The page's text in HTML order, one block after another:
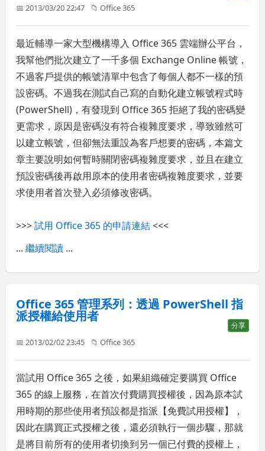
📅 2013/03/20 22:47 📁Office 365
最近輔導一家大型機構導入 Office 365 雲端辦公平台，
我幫他們批次建立了一千多個 Exchange Online 帳號，
不過客戶提供的帳號清單中包含了每個人都不一樣的預
設密碼。不過我在測試自己寫的自動化建立帳號程式時
(PowerShell)，有發現到 Office 365 拒絕了我的密碼變
更需求，原因是密碼沒有符合複雜度要求，導致雖然可
以建立帳號，但卻無法重設為客戶想要的密碼，本篇文
章主要說明如何暫時關閉密碼複雜度要求，並且在建立
預設密碼後再啟用原本的使用者密碼複雜度要求，並要
求使用者首次登入必須修改密碼。
>>>試用 Office 365 的申請連結<<<
...繼續閱讀 ...
Office 365 管理系列：透過 PowerShell 指
派授權給使用者
分享
📅 2013/02/02 23:45 📁Office 365
當試用 Office 365 之後，如果組織確定要購買 Office
365 的線上服務，在首次付費購買授權後，因為原本試
用時期的那些使用者預設都是指派【免費試用授權】，
因此在購買正式授權之後，還必須執行一個步驟，那就
是將目前所有的使用者切換到另一個已付費的授權上，